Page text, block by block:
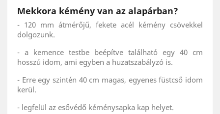
Mekkora kémény van az alapárban?
- 120 mm átmérőjű, fekete acél kémény csövekkel
dolgozunk.
- a kemence testbe beépítve található egy 40 cm
hosszú idom, ami egyben a huzatszabályzó is.
- Erre egy szintén 40 cm magas, egyenes füstcső idom
kerül.
- legfelül az esővédő kéménysapka kap helyet.